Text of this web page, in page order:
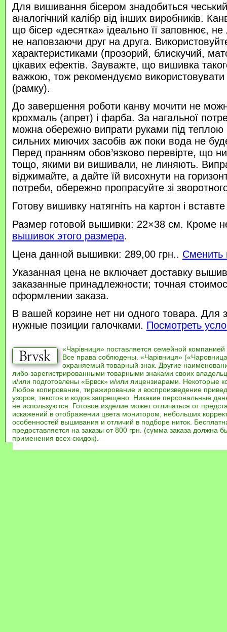
Для вишивання бісером знадобиться
аналогічний калібр від інших виробників.
що бісер «десятка» ідеально її заповнює,
не наповзаючи друг на друга.
характеристиками (прозорий, блискучий,
цікавих ефектів. Зауважте, що вишивка
важкою, тож рекомендуємо
(рамку).
До завершення роботи канву мочити не
крохмаль (апрет) і фарба. За нагальної
можна обережно випрати руками під
сильних миючих засобів аж поки вода не
Перед пранням обов’язково перевірте, що
тощо, якими ви вишивали, не линяють.
віджимайте, а дайте їй висохнути на
потреби, обережно пропрасуйте зі
Готову вишивку натягніть на картон і
Размер готовой вышивки: 22×38 см. Кроме
вышивок этого размера.
Цена данной вышивки: 289,00 грн.. Сменить
Указанная цена не включает доставку
заказанные принадлежности; точная
оформлении заказа.
В вашей корзине нет ни одного товара. Для
нужные позиции галочками. Посмотреть
«Чарівниця» поставляется семейной компанией
Все права соблюдены. «Чарівниця»
охраняемый товарный знак. Другие
либо зарегистрированными товарными знаками своих
и/или подготовлены «Брвск» и/или лицензиарами. Некоторые
Любое копирование, тиражирование и воспроизведение
узоров, текстов и кодов запрещено. Никакие персональные
не используются. Готовое изделие может отличаться от
искажений в отображении цвета монитором, небольших
особенностей вышивания и отличий в подборе ниток.
предоставляется на заказы от 800 грн. (сумма заказа должна
применения всех скидок).